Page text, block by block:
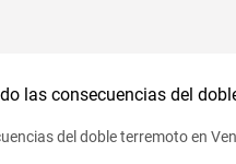
del doble terremoto en